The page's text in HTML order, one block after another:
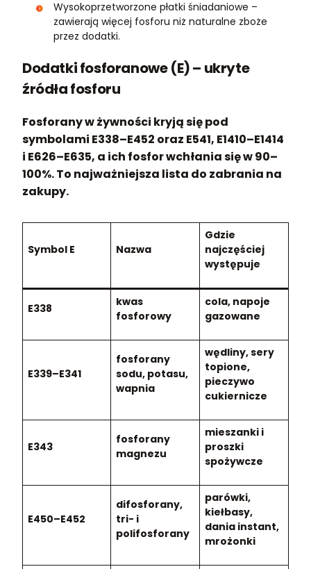
Wysokoprzetworzone płatki śniadaniowe –
zawierają więcej fosforu niż naturalne zboże
przez dodatki.
Dodatki fosforanowe (E) – ukryte
źródła fosforu
Fosforany w żywności kryją się pod
symbolami E338–E452 oraz E541, E1410–E1414
i E626–E635, a ich fosfor wchłania się w 90–
100%. To najważniejsza lista do zabrania na
zakupy.
Symbol E Nazwa
Gdzie
najczęściej
występuje
E338
kwas
fosforowy
cola, napoje
gazowane
E339–E341
fosforany
sodu, potasu,
wapnia
wędliny, sery
topione,
pieczywo
cukiernicze
E343
fosforany
magnezu
mieszanki i
proszki
spożywcze
E450–E452
difosforany,
tri- i
polifosforany
parówki,
kiełbasy,
dania instant,
mrożonki